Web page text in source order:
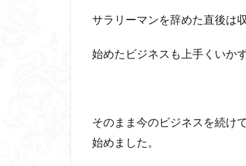
サラリーマンを辞めた直後は
始めたビジネスも上手くいか
そのまま今のビジネスを続け
始めました。